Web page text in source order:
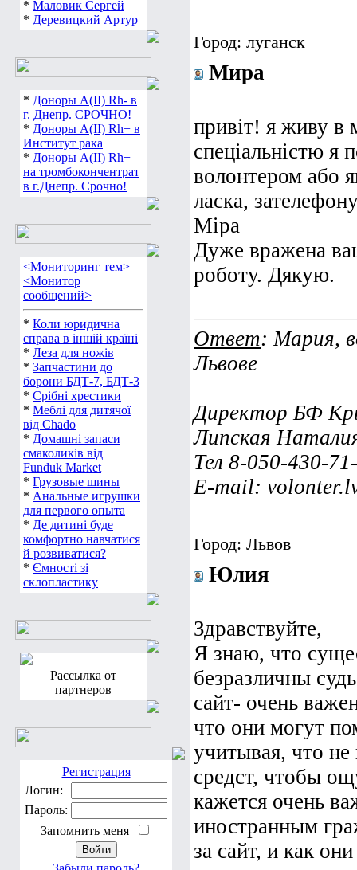
* Маловик Сергей
* Деревицкий Артур
* Доноры А(ІІ) Rh- в
г. Днепр. СРОЧНО!
* Доноры А(ІІ) Rh+ в
Институт рака
* Доноры А(ІІ) Rh+
на тромбокончентрат
в г.Днепр. Срочно!
<Мониторинг тем>
<Монитор
сообщений>
* Коли юридична
справа в іншій країні
* Леза для ножів
* Запчастини до
борони БДТ-7, БДТ-3
* Срібні хрестики
* Меблі для дитячої
від Chado
* Домашні запаси
смаколиків від
Funduk Market
* Грузовые шины
* Анальные игрушки
для первого опыта
* Де дитині буде
комфортно навчатися
й розвиватися?
* Ємності зі
склопластику
Рассылка от
партнеров
Регистрация
Логин:
Пароль:
Запомнить меня
Город: луганск
Мира
привіт! я живу в
спеціальністю
волонтером або
ласка,
Міра
Дуже вражена
роботу. Дякую.
Ответ: Мария,
Львове
Директор БФ
Липская
Тел 8-050-430-
E-mail:
Город: Львов
Юлия
Здравствуйте,
Я знаю, что
безразличны
сайт- очень
что они могут
учитывая, что
средст, чтобы
кажется очень
иностранным
за сайт, и как